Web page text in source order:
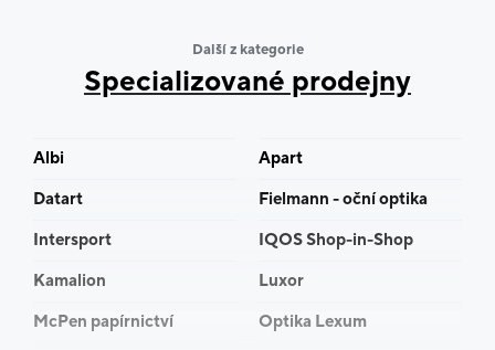
zákazníky všech věkových kategorií.
Další z kategorie
Specializované prodejny
Albi
Apart
Datart
Fielmann - oční optika
Intersport
IQOS Shop-in-Shop
Kamalion
Luxor
McPen papírnictví
Optika Lexum